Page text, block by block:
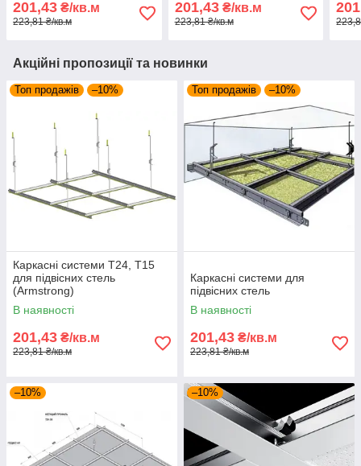
201,43 ₴/кв.м
223,81 ₴/кв.м
201,43₴/кв.м
223,81 ₴/кв.м
Акційні пропозиції та новинки
Топ продажів –10%
Каркасні системи Т24, Т15
для підвісних стель
(Armstrong)
В наявності
201,43 ₴/кв.м
223,81 ₴/кв.м
Топ продажів –10%
Каркасні системи для
підвісних стель
В наявності
201,43 ₴/кв.м
223,81 ₴/кв.м
–10% –10%